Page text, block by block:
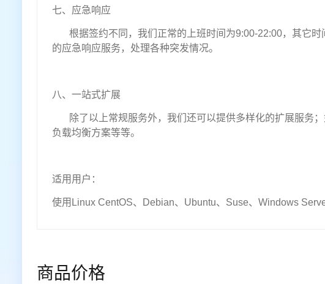
七、应急响应
根据签约不同，我们正常的上班时间为9:00-22:00，其它时
的应急响应服务，处理各种突发情况。
八、一站式扩展
除了以上常规服务外，我们还可以提供多样化的扩展服务；
负载均衡方案等等。
适用用户：
使用Linux CentOS、Debian、Ubuntu、Suse、Windows
商品价格